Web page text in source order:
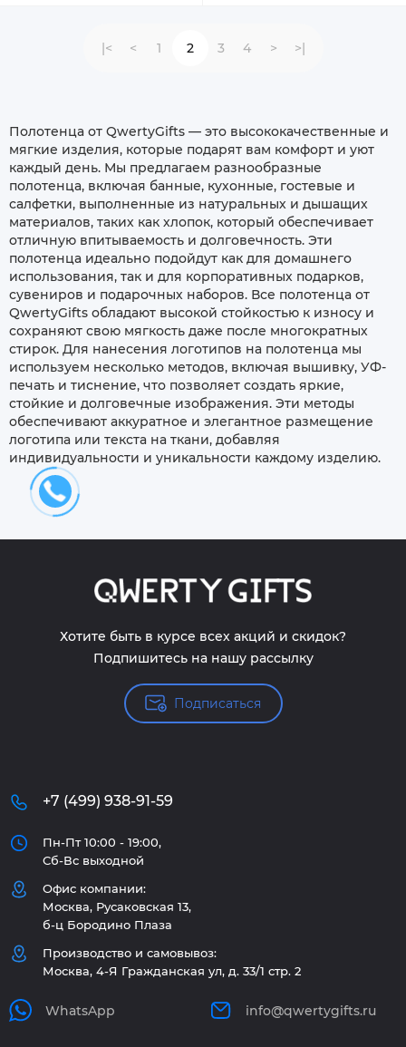
|< < 1 2 3 4 > >|
Полотенца от QwertyGifts — это высококачественные и
мягкие изделия, которые подарят вам комфорт и уют
каждый день. Мы предлагаем разнообразные
полотенца, включая банные, кухонные, гостевые и
салфетки, выполненные из натуральных и дышащих
материалов, таких как хлопок, который обеспечивает
отличную впитываемость и долговечность. Эти
полотенца идеально подойдут как для домашнего
использования, так и для корпоративных подарков,
сувениров и подарочных наборов. Все полотенца от
QwertyGifts обладают высокой стойкостью к износу и
сохраняют свою мягкость даже после многократных
стирок. Для нанесения логотипов на полотенца мы
используем несколько методов, включая вышивку, УФ-
печать и тиснение, что позволяет создать яркие,
стойкие и долговечные изображения. Эти методы
обеспечивают аккуратное и элегантное размещение
логотипа или текста на ткани, добавляя
индивидуальности и уникальности каждому изделию.
Хотите быть в курсе всех акций и скидок?
Подпишитесь на нашу рассылку
Подписаться
+7 (499) 938-91-59
Пн-Пт 10:00 - 19:00,
Сб-Вс выходной
Офис компании:
Москва, Русаковская 13,
б-ц Бородино Плаза
Производство и самовывоз:
Москва, 4-Я Гражданская ул, д. 33/1 стр. 2
WhatsApp info@qwertygifts.ru